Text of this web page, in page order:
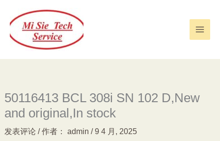
50116413 BCL 308i SN 102 D,New
and original,In stock
发表评论 / 作者： admin /9 4 月, 2025